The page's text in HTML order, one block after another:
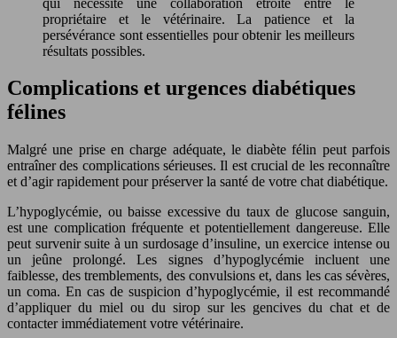
propriétaire et le vétérinaire. La patience et la
persévérance sont essentielles pour obtenir les meilleurs
résultats possibles.
Complications et urgences diabétiques
félines
Malgré une prise en charge adéquate, le diabète félin peut parfois
entraîner des complications sérieuses. Il est crucial de les reconnaître
et d’agir rapidement pour préserver la santé de votre chat diabétique.
L’hypoglycémie, ou baisse excessive du taux de glucose sanguin,
est une complication fréquente et potentiellement dangereuse. Elle
peut survenir suite à un surdosage d’insuline, un exercice intense ou
un jeûne prolongé. Les signes d’hypoglycémie incluent une
faiblesse, des tremblements, des convulsions et, dans les cas sévères,
un coma. En cas de suspicion d’hypoglycémie, il est recommandé
d’appliquer du miel ou du sirop sur les gencives du chat et de
contacter immédiatement votre vétérinaire.